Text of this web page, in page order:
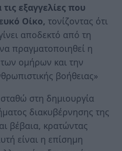
εξαγγελίες που
Οίκο, τονίζοντας ότι
αποδεκτό από τη
πραγματοποιηθεί η
ομήρων και την
βοήθειας»
στη δημιουργία
διακυβέρνησης της
βέβαια, κρατώντας
είναι η επίσημη